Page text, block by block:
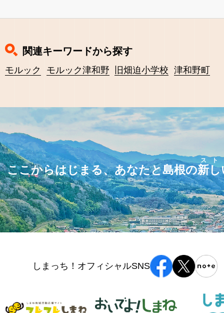
関連キーワードから探す
モルック モルック津和野 旧畑迫小学校 津和野町
ここからはじまる、あなたと島根の新し
スト
しまっち！オフィシャルSNS